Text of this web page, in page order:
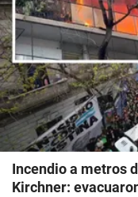
Incendio a metros
Kirchner: